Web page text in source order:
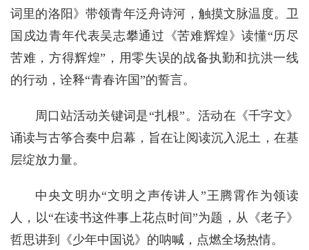
词里的洛阳》带领青年泛舟诗河，触摸文脉温度。卫
国戍边青年代表吴志攀通过《苦难辉煌》读懂“历尽
苦难，方得辉煌”，用零失误的战备执勤和抗洪一线
的行动，诠释“青春许国”的誓言。
周口站活动关键词是“扎根”。活动在《千字文》
诵读与古筝合奏中启幕，旨在让阅读沉入泥土，在基
层绽放力量。
中央文明办“文明之声传讲人”王腾霄作为领读
人，以“在读书这件事上花点时间”为题，从《老子》
哲思讲到《少年中国说》的呐喊，点燃全场热情。